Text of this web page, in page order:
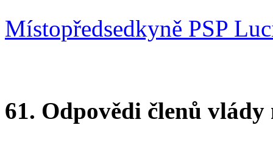
Místopředsedkyně PSP
61. Odpovědi členů vlády